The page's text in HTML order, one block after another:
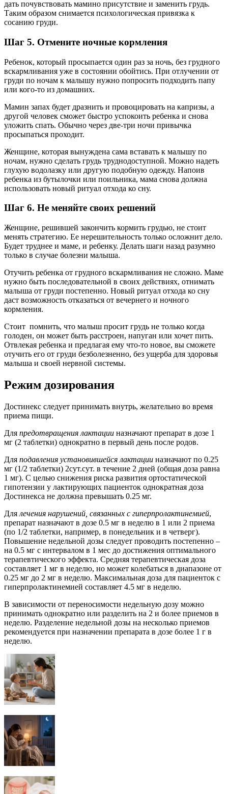
дать почувствовать мамино присутствие и заменить грудь.
Таким образом снимается психологическая привязка к
сосанию груди.
Шаг 5. Отмените ночные кормления
Ребенок, который просыпается один раз за ночь, без грудного
вскармливания уже в состоянии обойтись. При отлучении от
груди по ночам к малышу нужно попросить подходить папу
или кого-то из домашних.
Мамин запах будет дразнить и провоцировать на капризы, а
другой человек сможет быстро успокоить ребенка и снова
уложить спать. Обычно через две-три ночи привычка
просыпаться проходит.
Женщине, которая вынуждена сама вставать к малышу по
ночам, нужно сделать грудь труднодоступной. Можно надеть
глухую водолазку или другую подобную одежду. Напоив
ребенка из бутылочки или поильника, мама снова должна
использовать новый ритуал отхода ко сну.
Шаг 6. Не меняйте своих решений
Женщине, решившей закончить кормить грудью, не стоит
менять стратегию. Ее нерешительность только осложнит дело.
Будет труднее и маме, и ребенку. Делать шаги назад разумно
только в случае болезни малыша.
Отучить ребенка от грудного вскармливания не сложно. Маме
нужно быть последовательной в своих действиях, отнимать
малыша от груди постепенно. Новый ритуал отхода ко сну
даст возможность отказаться от вечернего и ночного
кормления.
Стоит помнить, что малыш просит грудь не только когда
голоден, он может быть расстроен, напуган или хочет пить.
Отвлекая ребенка и предлагая ему что-то новое, вы сможете
отучить его от груди безболезненно, без ущерба для здоровья
малыша и своей нервной системы.
Режим дозирования
Достинекс следует принимать внутрь, желательно во время
приема пищи.
Для предотвращения лактации назначают препарат в дозе 1
мг (2 таблетки) однократно в первый день после родов.
Для подавления установившейся лактации назначают по 0.25
мг (1/2 таблетки) 2сут.сут. в течение 2 дней (общая доза равна
1 мг). С целью снижения риска развития ортостатической
гипотензии у лактирующих пациенток однократная доза
Достинекса не должна превышать 0.25 мг.
Для лечения нарушений, связанных с гиперпролактинемией,
препарат назначают в дозе 0.5 мг в неделю в 1 или 2 приема
(по 1/2 таблетки, например, в понедельник и в четверг).
Повышение недельной дозы следует проводить постепенно –
на 0.5 мг с интервалом в 1 мес до достижения оптимального
терапевтического эффекта. Средняя терапевтическая доза
составляет 1 мг в неделю, но может колебаться в диапазоне от
0.25 мг до 2 мг в неделю. Максимальная доза для пациенток с
гиперпролактинемией составляет 4.5 мг в неделю.
В зависимости от переносимости недельную дозу можно
принимать однократно или разделить на 2 и более приемов в
неделю. Разделение недельной дозы на несколько приемов
рекомендуется при назначении препарата в дозе более 1 г в
неделю.